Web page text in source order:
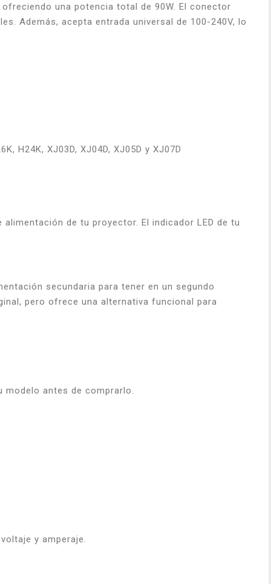
una potencia total de 90W. El conector
Además, acepta entrada universal de 100-240V, lo
H24K, XJ03D, XJ04D, XJ05D y XJ07D
de tu proyector. El indicador LED de tu
secundaria para tener en un segundo
pero ofrece una alternativa funcional para
modelo antes de comprarlo.
y amperaje.